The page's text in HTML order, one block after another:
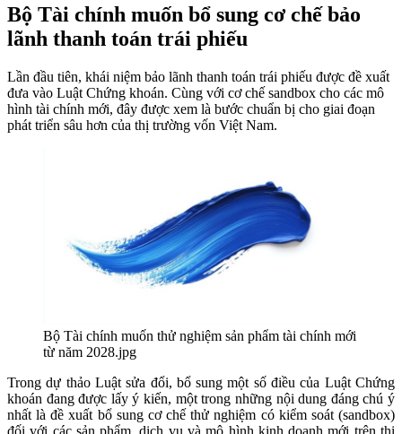
Bộ Tài chính muốn bổ sung cơ chế bảo
lãnh thanh toán trái phiếu
Lần đầu tiên, khái niệm bảo lãnh thanh toán trái phiếu được đề xuất
đưa vào Luật Chứng khoán. Cùng với cơ chế sandbox cho các mô
hình tài chính mới, đây được xem là bước chuẩn bị cho giai đoạn
phát triển sâu hơn của thị trường vốn Việt Nam.
Bộ Tài chính muốn thử nghiệm sản phẩm tài chính mới
từ năm 2028.jpg
Trong dự thảo Luật sửa đổi, bổ sung một số điều của Luật Chứng
khoán đang được lấy ý kiến, một trong những nội dung đáng chú ý
nhất là đề xuất bổ sung cơ chế thử nghiệm có kiểm soát (sandbox)
đối với các sản phẩm, dịch vụ và mô hình kinh doanh mới trên thị